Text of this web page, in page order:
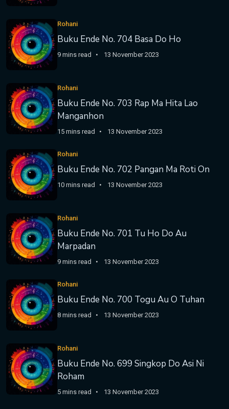
Rohani
Buku Ende No. 704 Basa Do Ho
9 mins read 13 November 2023
Rohani
Buku Ende No. 703 Rap Ma Hita Lao
Manganhon
15 mins read 13 November 2023
Rohani
Buku Ende No. 702 Pangan Ma Roti On
10 mins read 13 November 2023
Rohani
Buku Ende No. 701 Tu Ho Do Au
Marpadan
9 mins read 13 November 2023
Rohani
Buku Ende No. 700 Togu Au O Tuhan
8 mins read 13 November 2023
Rohani
Buku Ende No. 699 Singkop Do Asi Ni
Roham
5 mins read 13 November 2023